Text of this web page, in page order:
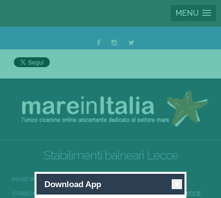
MENU
Stabilimenti balneari Lecce
MARE IN ITALIA
STABILIMENTI BALNEARI PUGLIA STABILIMENTI BALNEARI LECCE
Download App